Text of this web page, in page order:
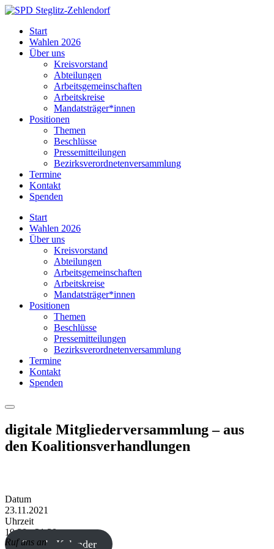
Skip
content
Steglitz-
Zehlendorf
Start
Wahlen 2026
Über uns
Kreisvorstand
Abteilungen
Arbeitsgemeinschaften
Arbeitskreise
Mandatsträger*innen
Positionen
Themen
Beschlüsse
Pressemitteilungen
Bezirksverordnetenversammlung
Termine
Kontakt
Spenden
Start
Wahlen 2026
Über uns
Kreisvorstand
Abteilungen
Arbeitsgemeinschaften
Arbeitskreise
Mandatsträger*innen
Positionen
Themen
Beschlüsse
Pressemitteilungen
Bezirksverordnetenversammlung
Termine
Kontakt
Spenden
Menu
digitale Mitgliederversammlung – aus
den Koalitionsverhandlungen
Datum
23.11.2021
Uhrzeit
19:30 - 21:30
Google Kalender
Ruf uns an